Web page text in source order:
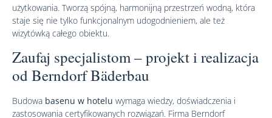
użytkowania. Tworzą spójną, harmonijną przestrzeń wodną, która
staje się nie tylko funkcjonalnym udogodnieniem, ale też
wizytówką całego obiektu.
Zaufaj specjalistom – projekt i realizacja
od Berndorf Bäderbau
Budowa basenu w hotelu wymaga wiedzy, doświadczenia i
zastosowania certyfikowanych rozwiązań. Firma Berndorf